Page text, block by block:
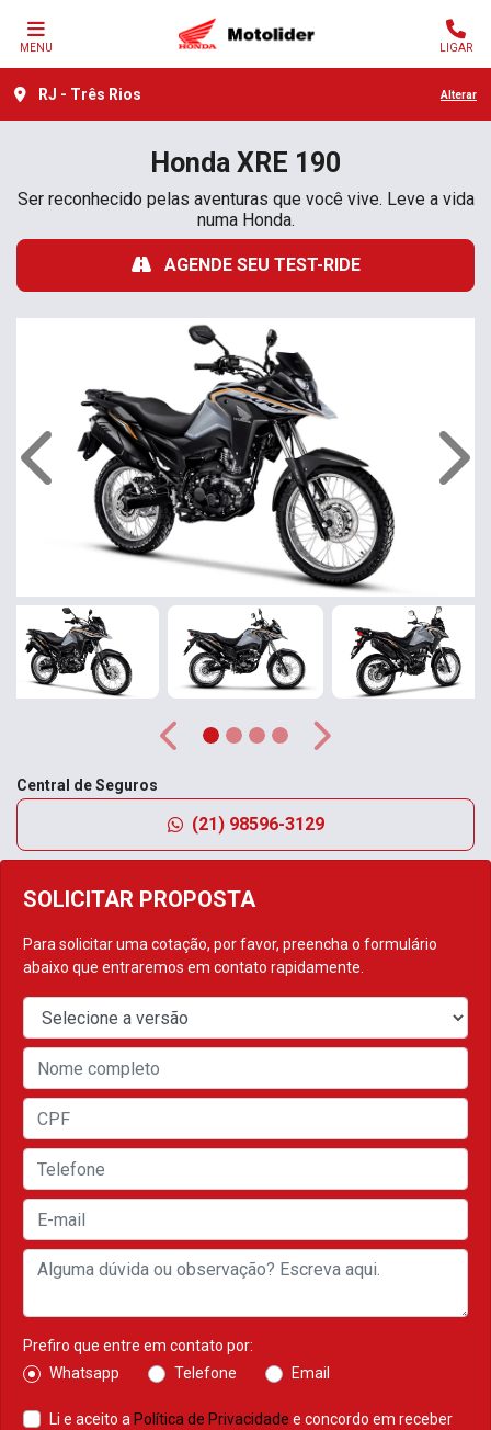
MENU LIGAR
RJ - Três Rios Alterar
Honda XRE 190
Ser reconhecido pelas aventuras que você vive. Leve a vida
numa Honda.
AGENDE SEU TEST-RIDE
SOLICITAR PROPOSTA
Para solicitar uma cotação, por favor, preencha o formulário
abaixo que entraremos em contato rapidamente.
Prefiro que entre em contato por:
Whatsapp
Telefone Email
Li e aceito a Política de Privacidade e concordo em receber
Anterior
Anterior Próximo
Central de Seguros
(21) 98596-3129